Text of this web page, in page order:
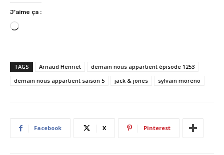
J’aime ça :
C
r
g
e
t
TAGS Arnaud Henriet
demain nous appartient épisode 1253
demain nous appartient saison 5
jack & jones sylvain moreno
Facebook X Pinterest